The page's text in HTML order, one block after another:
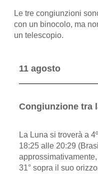
Le tre congiunzioni
con un binocolo, ma
un telescopio.
11 agosto
Congiunzione tra
La Luna si troverà a
18:25 alle 20:29
31° sopra il suo